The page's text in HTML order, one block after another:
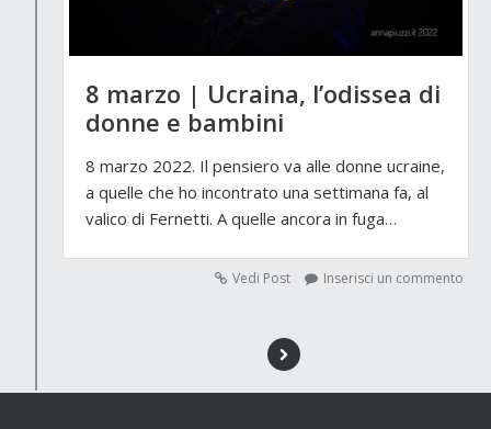
8 marzo | Ucraina, l’odissea di
donne e bambini
8 marzo 2022. Il pensiero va alle donne ucraine,
a quelle che ho incontrato una settimana fa, al
valico di Fernetti. A quelle ancora in fuga…
Vedi Post Inserisci un commento